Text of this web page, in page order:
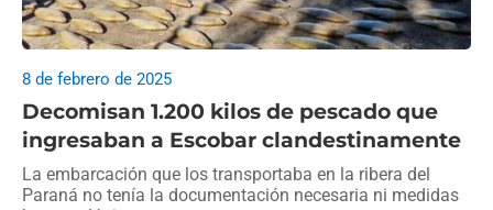
Decomisan 1.200 kilos de pescado que
ingresaban a Escobar clandestinamente
8 de febrero de 2025
La embarcación que los transportaba en la ribera del
Paraná no tenía la documentación necesaria ni medidas